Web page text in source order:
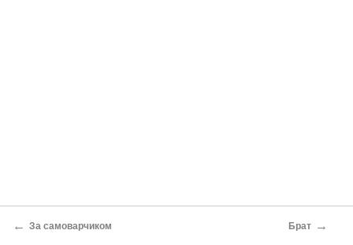
← За самоварчиком Брат →